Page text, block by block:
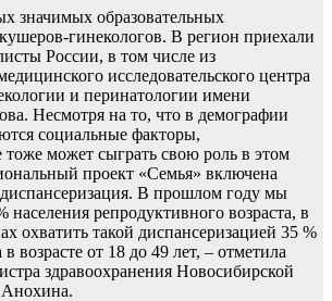
значимых образовательных
гинекологов. В регион приехали
России, в том числе из
исследовательского центра
и перинатологии имени
Несмотря на то, что в демографии
социальные факторы,
тоже может сыграть свою роль в этом
проект «Семья» включена
В прошлом году мы
населения репродуктивного возраста, в
охватить такой диспансеризацией 35 %
возрасте от 18 до 49 лет, – отметила
здравоохранения Новосибирской
Анохина.